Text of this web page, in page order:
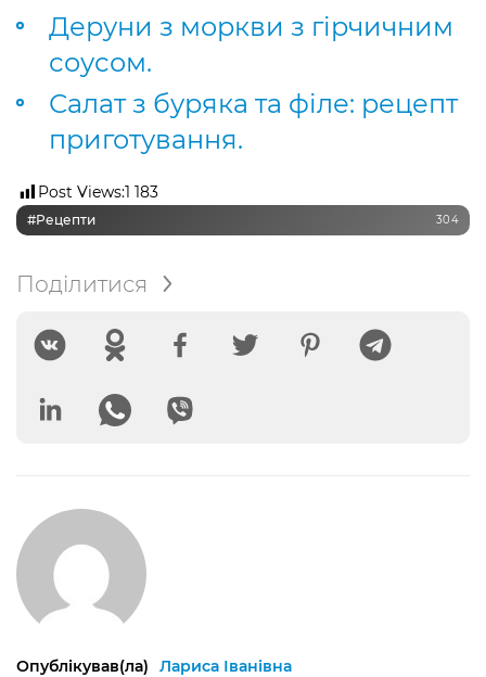
Деруни з моркви з гірчичним
соусом.
Салат з буряка та філе: рецепт
приготування.
Post Views:1 183
#рецепти 304
Поділитися
Опублікував(ла) Лариса Іванівна